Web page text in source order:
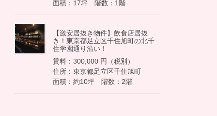
面積：17坪 階数：1階
【激安居抜き物件】飲食店居抜
き！東京都足立区千住旭町の北千
住学園通り沿い！
賃料：300,000 円（税別）
住所：東京都足立区千住旭町
面積：約10坪 階数：2階